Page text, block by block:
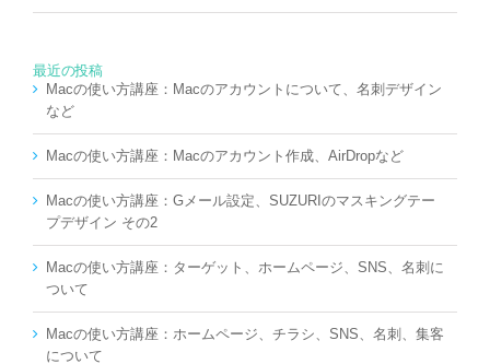
最近の投稿
Macの使い方講座：Macのアカウントについて、名刺デザイン
など
Macの使い方講座：Macのアカウント作成、AirDropなど
Macの使い方講座：Gメール設定、SUZURIのマスキングテー
プデザイン その2
Macの使い方講座：ターゲット、ホームページ、SNS、名刺に
ついて
Macの使い方講座：ホームページ、チラシ、SNS、名刺、集客
について